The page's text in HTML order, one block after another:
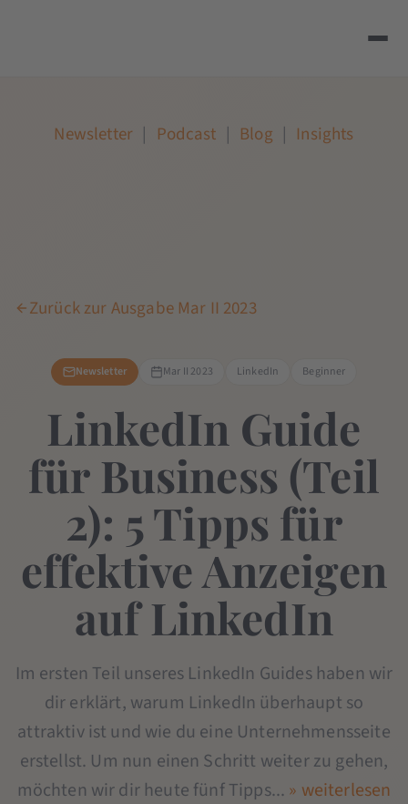
Newsletter | Podcast | Blog | Insights
Zurück zur Ausgabe Mar II 2023
Newsletter Mar II 2023 LinkedIn Beginner
LinkedIn Guide
für Business (Teil
2): 5 Tipps für
effektive Anzeigen
auf LinkedIn
Im ersten Teil unseres LinkedIn Guides haben wir
dir erklärt, warum LinkedIn überhaupt so
attraktiv ist und wie du eine Unternehmensseite
erstellst. Um nun einen Schritt weiter zu gehen,
möchten wir dir heute fünf Tipps... » weiterlesen